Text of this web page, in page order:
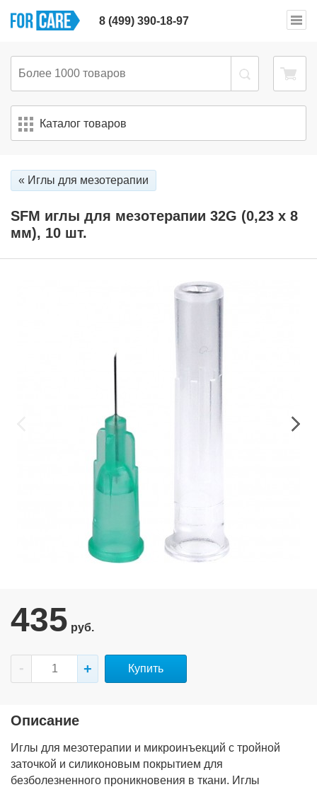
8 (499) 390-18-97
Каталог товаров
« Иглы для мезотерапии
SFM иглы для мезотерапии 32G (0,23 х 8
мм), 10 шт.
435 руб.
Купить
Описание
Иглы для мезотерапии и микроинъекций с тройной
заточкой и силиконовым покрытием для
безболезненного проникновения в ткани. Иглы